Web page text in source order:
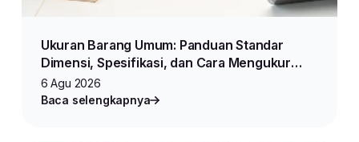
Ukuran Barang Umum: Panduan Standar
Dimensi, Spesifikasi, dan Cara Mengukur
Produk untuk Jualan Online
6 Agu 2026
Baca selengkapnya